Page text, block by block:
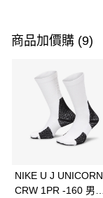
信用卡一次付款
3 期 0 利率 每期
合作金庫商業銀行
華南商業銀行
上海商業儲蓄銀行
Apple Pay
全盈+PAY
商品加價購 (9)
NIKE U J UNICORN
CRW 1PR -160 男女